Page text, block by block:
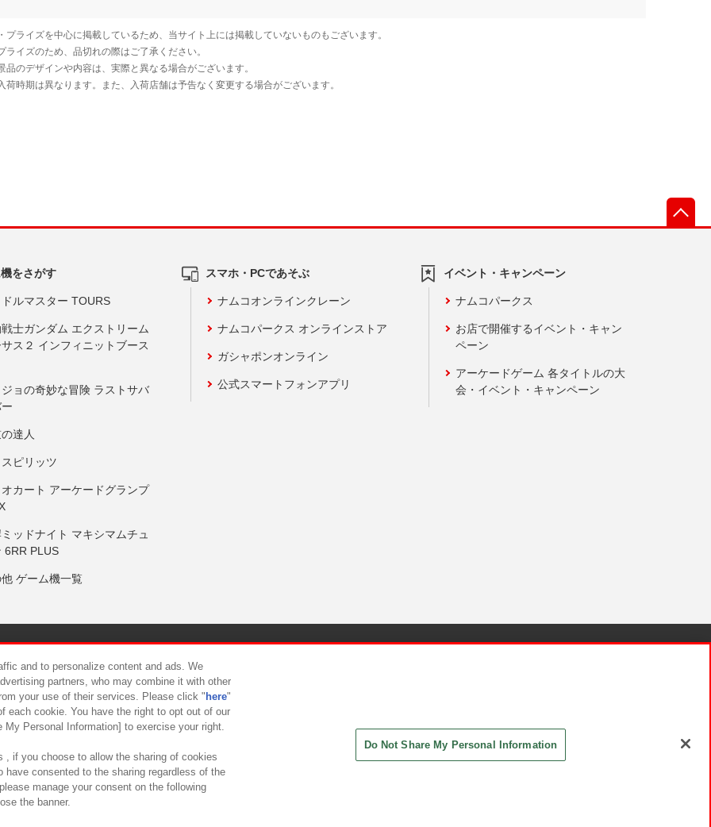
をさがす
ルマスター TOURS
士ガンダム エクストリーム
ス２ インフィニットブース
ョの奇妙な冒険 ラストサバ
達人
ピリッツ
カート アーケードグランプ
ッドナイト マキシマムチュ
6RR PLUS
ゲーム機一覧
スマホ・PCであそぶ
ナムコオンラインクレーン
ナムコパークス オンラインストア
ガシャポンオンライン
公式スマートフォンアプリ
イベント・キャンペーン
ナムコパークス
お店で開催するイベント・キャン
ペーン
アーケードゲーム 各タイトルの大
会・イベント・キャンペーン
について カスタマーハラスメント対応方針
and to personalize content and ads. We
partners, who may combine it with other
your use of their services. Please click " here"
each cookie. You have the right to opt out of our
Personal Information] to exercise your right.
, if you choose to allow the sharing of cookies
have consented to the sharing regardless of the
manage your consent on the following
the banner.
Do Not Share My Personal Information